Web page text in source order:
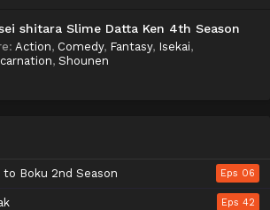
shitara Slime Datta Ken 4th Season
: Action, Comedy, Fantasy, Isekai,
, Shounen
Boku 2nd Season Eps 06
Eps 42